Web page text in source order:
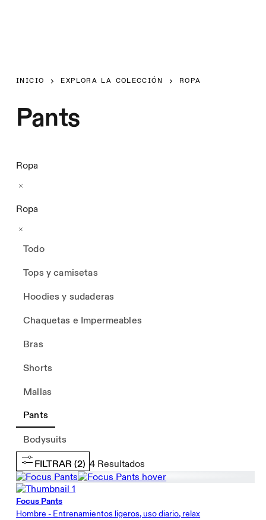
INICIO EXPLORA LA COLECCIÓN ROPA
Pants
Ropa
Ropa
Todo
Tops y camisetas
Hoodies y sudaderas
Chaquetas e Impermeables
Bras
Shorts
Mallas
Pants
Bodysuits
FILTRAR (2) 4 Resultados
Focus Pants
Hombre - Entrenamientos ligeros, uso diario, relax